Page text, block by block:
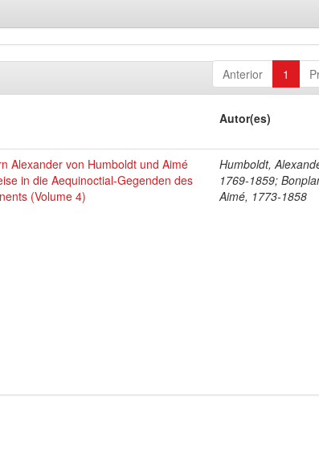
Anterior 1
Autor(es)
Alexander von Humboldt und Aimé
in die Aequinoctial-Gegenden des
(Volume 4)
Humboldt,
1769-1859;
Aimé, 1773-1858